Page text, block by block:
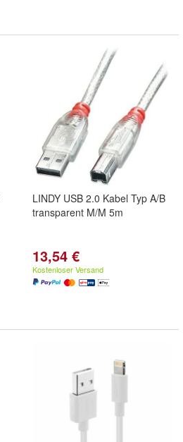
LINDY USB 2.0 Kabel Typ A/B
transparent M/M 5m
13,54 €
Kostenloser Versand